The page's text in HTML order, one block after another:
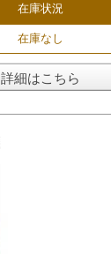
在庫状況
在庫なし
詳細はこちら